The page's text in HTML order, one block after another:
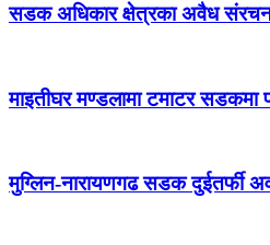
सडक अधिकार क्षेत्रका अवैध संरचना
माइतीघर मण्डलामा टमाटर सडकमा
मुग्लिन-नारायणगढ सडक दुईतर्फी